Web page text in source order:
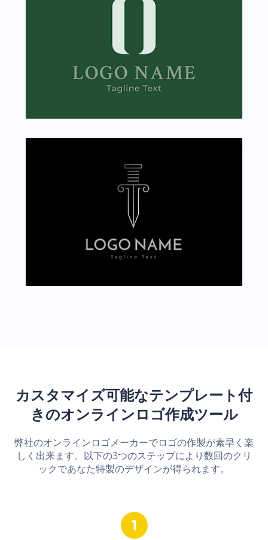
カスタマイズ可能なテンプレート付
きのオンラインロゴ作成ツール
弊社のオンラインロゴメーカーでロゴの作製が素早く楽
しく出来ます。以下の3つのステップにより数回のクリ
ックであなた特製のデザインが得られます。